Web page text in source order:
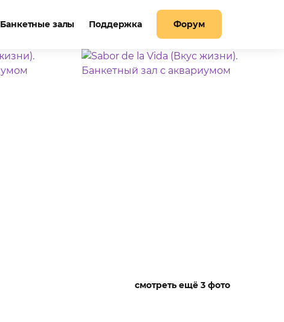
Банкетные залы Поддержка Форум
смотреть ещё 3 фото